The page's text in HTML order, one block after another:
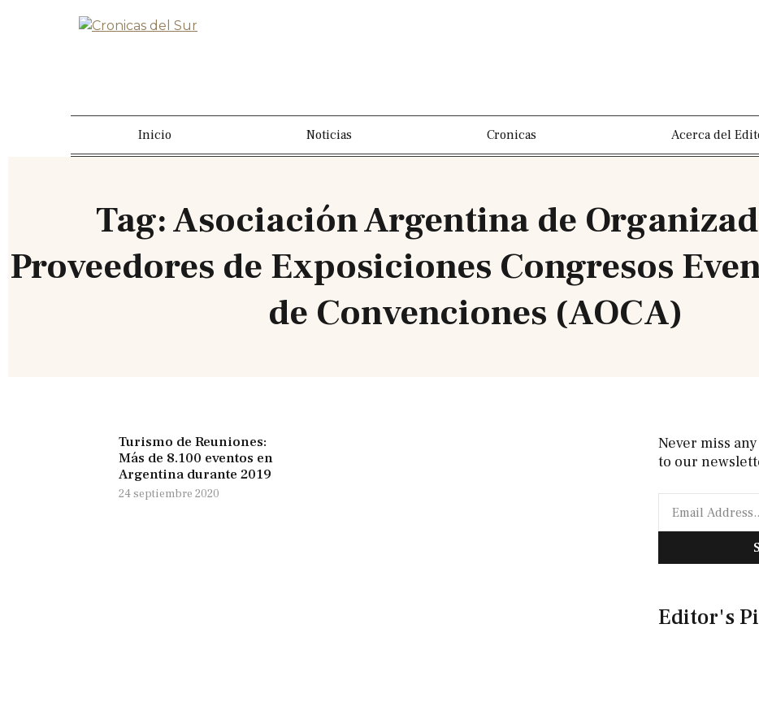
Inicio Noticias Cronicas Acerca del
Tag: Asociación Argentina de
Proveedores de Exposiciones Congresos
de Convenciones (AOCA)
Turismo de Reuniones:
Más de 8.100 eventos en
Argentina durante 2019
24 septiembre 2020
Never miss
to our
Editor's